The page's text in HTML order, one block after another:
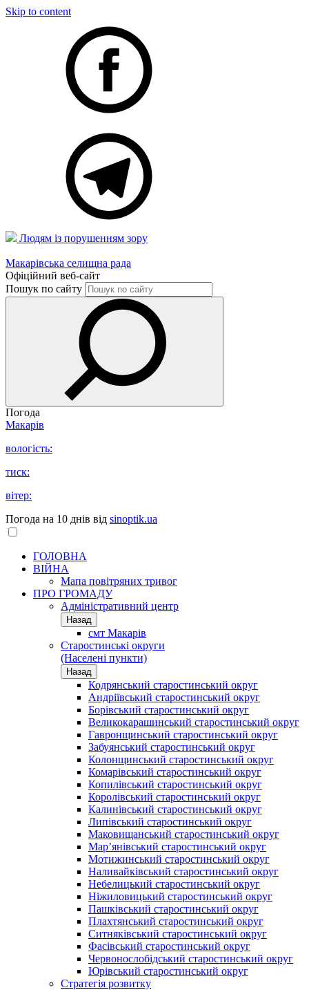
Skip to content
Людям із порушенням зору
Макарівська селищна рада
Офіційний веб-сайт
Пошук по сайту
Погода
Макарів
вологість:
тиск:
вітер:
Погода на 10 днів від sinoptik.ua
ГОЛОВНА
ВІЙНА
Мапа повітряних тривог
ПРО ГРОМАДУ
Aдміністративний центр
Назад
смт Макарів
Старостинські округи
(Населені пункти)
Назад
Кодрянський старостинський округ
Андріївський старостинський округ
Борівський старостинський округ
Великокарашинський старостинський округ
Гавронщинський старостинський округ
Забуянський старостинський округ
Колонщинський старостинський округ
Комарівський старостинський округ
Копилівський старостинський округ
Королівський старостинський округ
Калинівський старостинський округ
Липівський старостинський округ
Маковищанський старостинський округ
Мар’янівський старостинський округ
Мотижинський старостинський округ
Наливайківський старостинський округ
Небелицький старостинський округ
Ніжиловицький старостинський округ
Пашківський старостинський округ
Плахтянський старостинський округ
Ситняківський старостинський округ
Фасівський старостинський округ
Червонослобідський старостинський округ
Юрівський старостинський округ
Стратегія розвитку